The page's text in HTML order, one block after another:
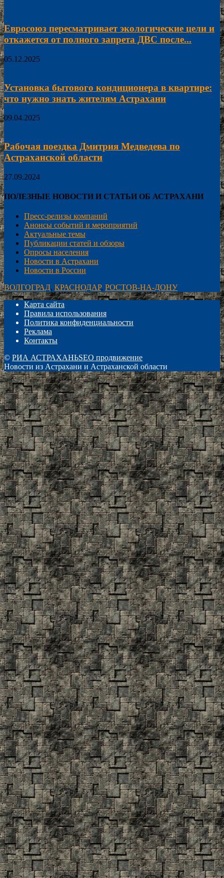
Евросоюз пересматривает экологические цели и
откажется от полного запрета ДВС после...
05.12.2025
Установка бытового кондиционера в квартире:
что нужно знать жителям Астрахани
09.04.2025
Рабочая поездка Дмитрия Медведева по
Астраханской области
27.09.2024
ПОЛЕЗНЫЕ НОВОСТИ И СТАТЬИ ОБ АСТРАХАНИ
Пресс-релизы компаний
Анонсы событий и мероприятий
Актуальные темы
Публикации статей и обзоры
Опросы населения
Новости в Астрахани
Новости в России
ВОЛГОГРАД, КРАСНОДАР, РОСТОВ-НА-ДОНУ
Карта сайта
Правила использования
Политика конфиденциальности
Реклама
Контакты
© РИА АСТРАХАНЬSEO продвижение
Новости из Астрахани и Астраханской области